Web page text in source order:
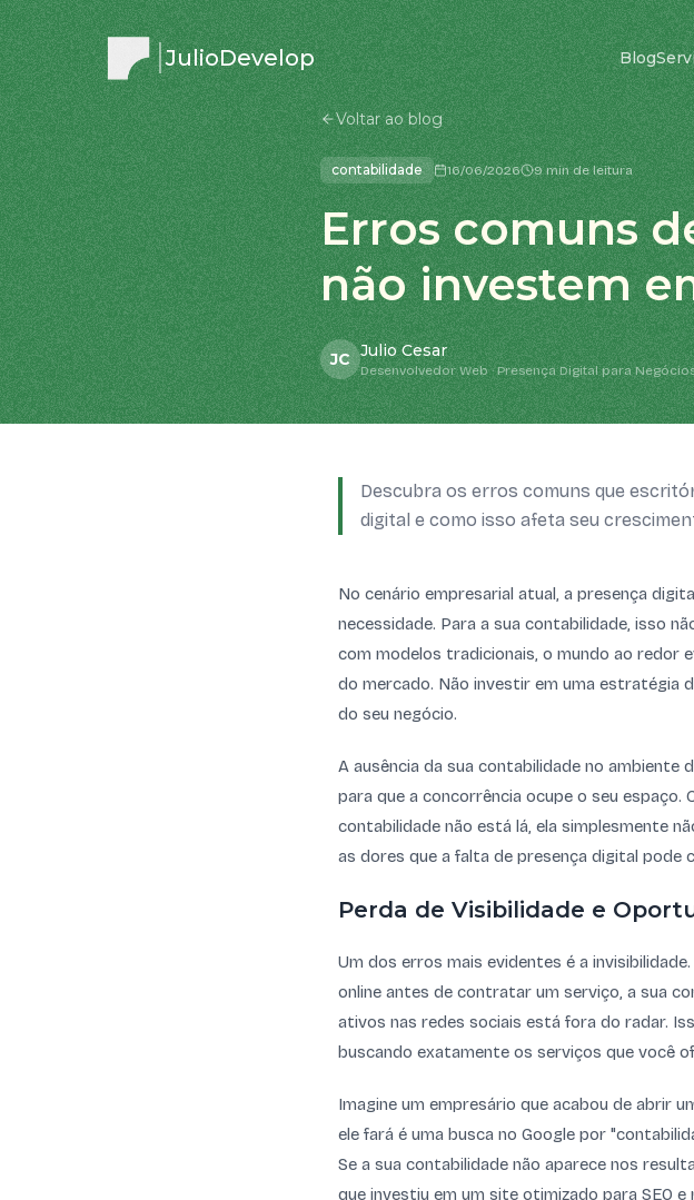
JulioDevelop Blog
Voltar ao blog
contabilidade 16/06/2026 9 min de leitura
Erros comuns
não investem
JC Julio Cesar
Desenvolvedor Web · Presença Digital para
Descubra os erros comuns que
digital e como isso afeta seu
No cenário empresarial atual, a presença
necessidade. Para a sua contabilidade, isso
com modelos tradicionais, o mundo ao redor
do mercado. Não investir em uma estratégia
do seu negócio.
A ausência da sua contabilidade no ambiente
para que a concorrência ocupe o seu espaço.
contabilidade não está lá, ela simplesmente
as dores que a falta de presença digital pode
Perda de Visibilidade e
Um dos erros mais evidentes é a
online antes de contratar um serviço, a sua
ativos nas redes sociais está fora do radar.
buscando exatamente os serviços que você
Imagine um empresário que acabou de abrir
ele fará é uma busca no Google por
Se a sua contabilidade não aparece nos
que investiu em um site otimizado para SEO